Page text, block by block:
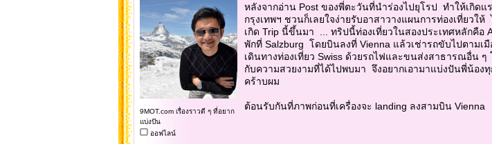
9MOT.com เรื่องราวดี ๆ ที่อยาก
แบ่งปัน
ออฟไลน์
หลังจากอ่าน Post ของพี่ตะวันที่นำร่องไปยุโรป ทำให้เกิด
กรุงเทพฯ ชวนก็เลยใจง่ายรับอาสาวางแผนการท่องเที่ยว
เกิด Trip นี้ขึ้นมา ... ทริปนี้ท่องเที่ยวในสองประเทศหลักคือ
พักที่ Salzburg โดยบินลงที่ Vienna แล้วเช่ารถขับไปตามเ
เดินทางท่องเที่ยว Swiss ด้วยรถไฟและขนส่งสาธารณอื่น
กับความสวยงามที่ได้ไปพบมา จึงอยากเอามาแบ่งปันพี่น้อ
คร้าบผม
ต้อนรับกันที่ภาพก่อนที่เครื่องจะ landing ลงสามบิน Vienna